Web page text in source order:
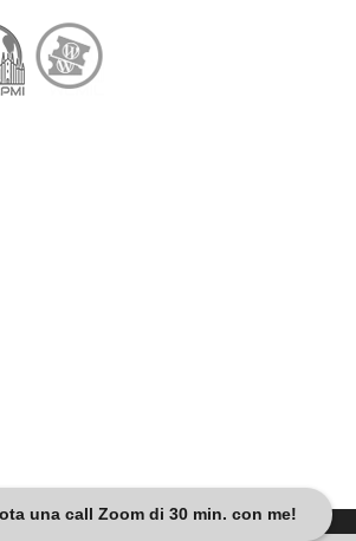
una call Zoom di 30 min. con me!